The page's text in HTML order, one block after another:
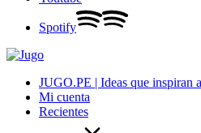
Spotify
JUGO.PE | Ideas que inspiran
Mi cuenta
Recientes